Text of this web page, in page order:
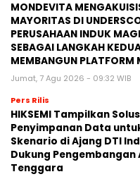
MONDEVITA
MAYORITAS DI
PERUSAHAAN INDUK
SEBAGAI LANGKAH
MEMBANGUN PLATFORM
Jumat, 7 Agu 2026 - 09:32 WIB
Pers Rilis
HIKSEMI Tampilkan
Penyimpanan Data
Skenario di Ajang DTI
Dukung Pengembangan
Tenggara